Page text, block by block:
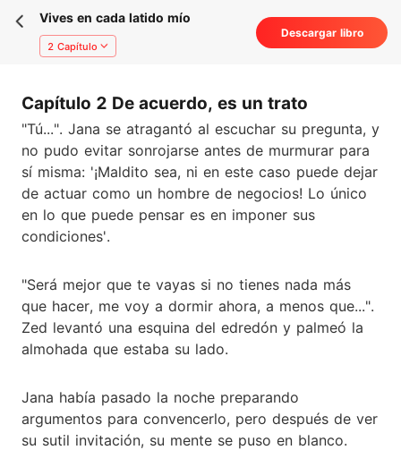
Vives en cada latido mío
2 Capítulo
Descargar libro
Capítulo 2 De acuerdo, es un trato
"Tú...". Jana se atragantó al escuchar su pregunta, y
no pudo evitar sonrojarse antes de murmurar para
sí misma: '¡Maldito sea, ni en este caso puede dejar
de actuar como un hombre de negocios! Lo único
en lo que puede pensar es en imponer sus
condiciones'.
"Será mejor que te vayas si no tienes nada más
que hacer, me voy a dormir ahora, a menos que...".
Zed levantó una esquina del edredón y palmeó la
almohada que estaba su lado.
Jana había pasado la noche preparando
argumentos para convencerlo, pero después de ver
su sutil invitación, su mente se puso en blanco.